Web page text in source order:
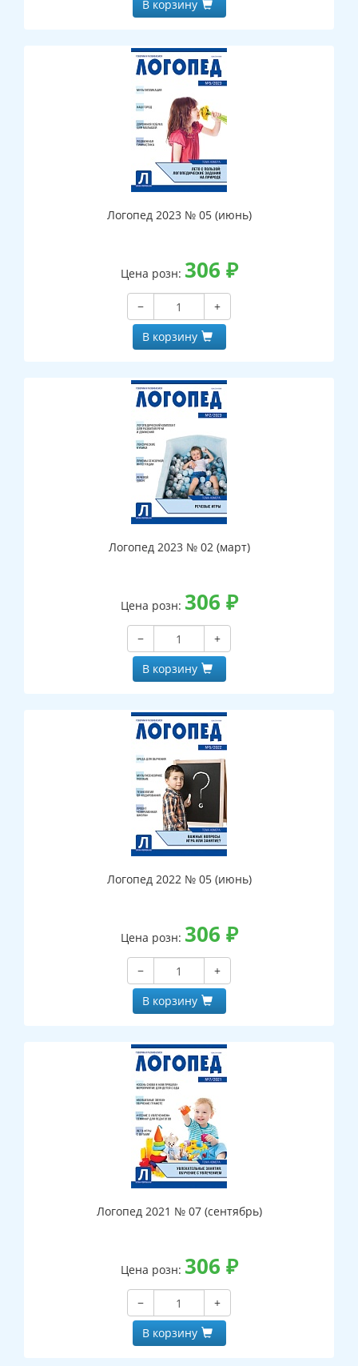
В корзину
Логопед 2023 № 05 (июнь)
Цена розн: 306 ₽
−
+
В корзину
Логопед 2023 № 02 (март)
Цена розн: 306 ₽
−
+
В корзину
Логопед 2022 № 05 (июнь)
Цена розн: 306 ₽
−
+
В корзину
Логопед 2021 № 07 (сентябрь)
Цена розн: 306 ₽
−
+
В корзину